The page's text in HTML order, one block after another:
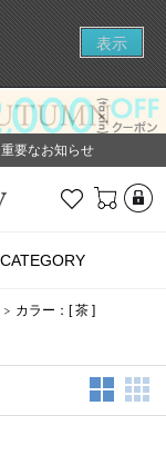
表示
要なお知らせ
お気に入り
CATEGORY
カラー：[茶 ]
2列表示